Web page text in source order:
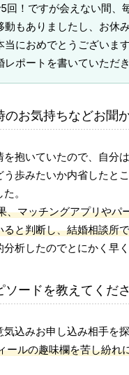
！ですが会えない間
もありましたし、お休
におめでとうございます
ポートを書いていただ
お気持ちなどお聞
抱いていたので、自分
歩みたいか内省したと
。
、マッチングアプリや
と判断し、結婚相談所
析したのでとにかく早
ードを教えてくだ
込みお申し込み相手を探
ールの趣味欄を苦し紛